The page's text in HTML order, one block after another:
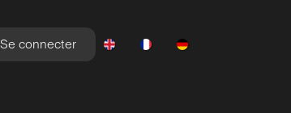
Se connecter